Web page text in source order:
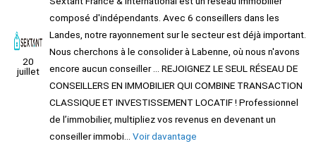
20
juillet
composé d'indépendants. Avec 6 conseillers dans les
Landes, notre rayonnement sur le secteur est déjà important.
Nous cherchons à le consolider à Labenne, où nous n'avons
encore aucun conseiller ... REJOIGNEZ LE SEUL RÉSEAU DE
CONSEILLERS EN IMMOBILIER QUI COMBINE TRANSACTION
CLASSIQUE ET INVESTISSEMENT LOCATIF ! Professionnel
de l’immobilier, multipliez vos revenus en devenant un
conseiller immobi... Voir davantage